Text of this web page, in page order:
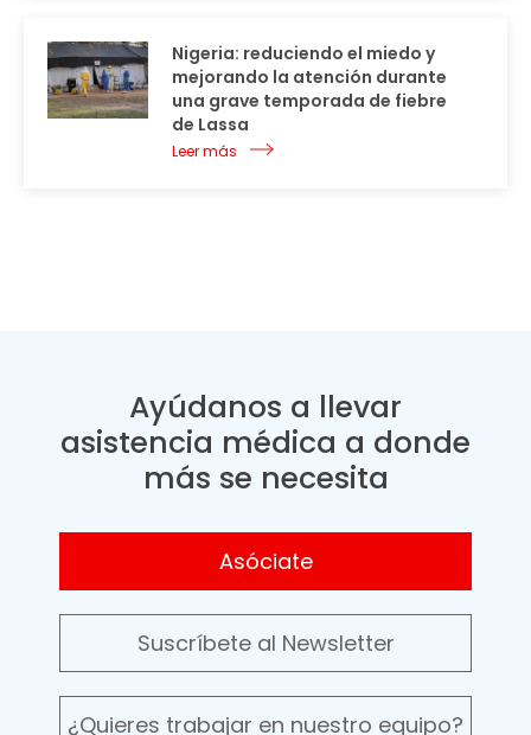
Nigeria: reduciendo el miedo y
mejorando la atención durante
una grave temporada de fiebre
de Lassa
Leer más
Ayúdanos a llevar
asistencia médica a donde
más se necesita
Asóciate
Suscríbete al Newsletter
¿Quieres trabajar en nuestro equipo?